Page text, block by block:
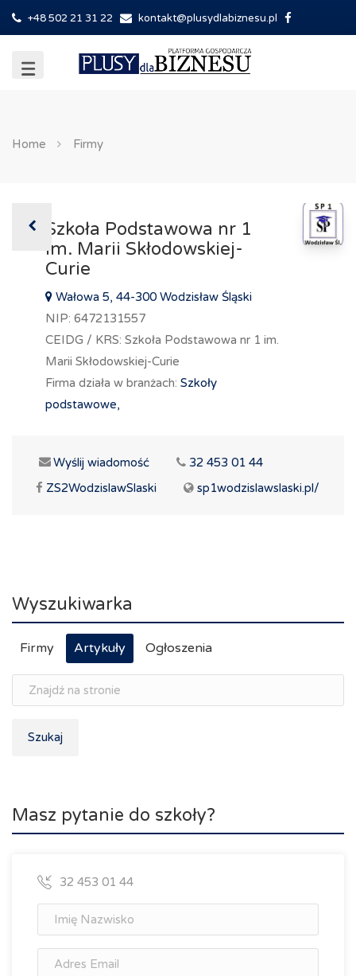
+48 502 21 31 22 kontakt@plusydlabiznesu.pl
Home Firmy
Szkoła Podstawowa nr 1
im. Marii Skłodowskiej-
Curie
Wałowa 5, 44-300 Wodzisław Śląski
NIP: 6472131557
CEIDG / KRS: Szkoła Podstawowa nr 1 im.
Marii Skłodowskiej-Curie
Firma działa w branżach: Szkoły
podstawowe,
Wyślij wiadomość
32 453 01 44
ZS2WodzislawSlaski
sp1wodzislawslaski.pl/
Wyszukiwarka
Firmy Artykuły Ogłoszenia
Szukaj
Masz pytanie do szkoły?
32 453 01 44